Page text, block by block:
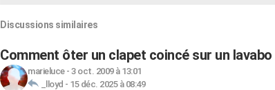
Discussions similaires
Comment ôter un clapet coincé sur un lavabo
marieluce- 3 oct. 2009 à 13:01
_lloyd - 15 déc. 2025 à 08:49